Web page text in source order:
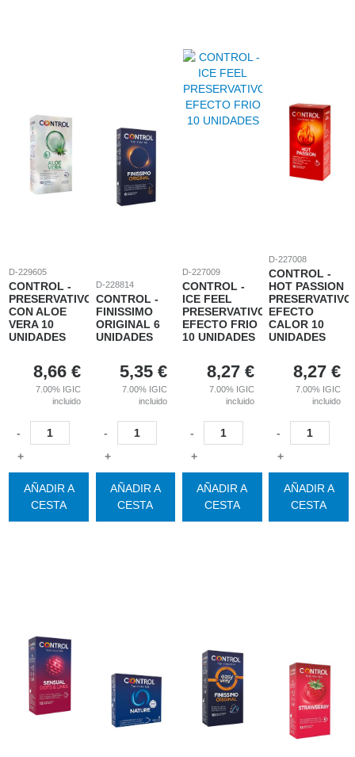
D-229605
CONTROL -
PRESERVATIVOS
CON ALOE
VERA 10
UNIDADES
8,66 €
7.00% IGIC
incluido
-
+
AÑADIR A
CESTA
D-228814
CONTROL -
FINISSIMO
ORIGINAL 6
UNIDADES
5,35 €
7.00% IGIC
incluido
-
+
AÑADIR A
CESTA
D-227009
CONTROL -
ICE FEEL
PRESERVATIVOS
EFECTO FRIO
10 UNIDADES
8,27 €
7.00% IGIC
incluido
-
+
AÑADIR A
CESTA
D-227008
CONTROL -
HOT PASSION
EFECTO
CALOR 10
UNIDADES
8,27 €
7.00% IGIC
incluido
-
+
AÑADIR A
CESTA